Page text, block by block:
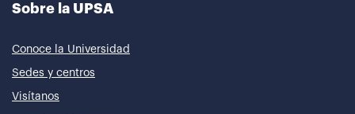
Sobre la UPSA
Conoce la Universidad
Sedes y centros
Visítanos